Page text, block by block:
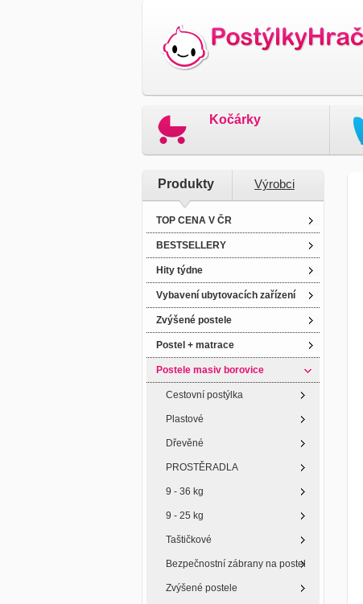
Kočárky
Produkty Výrobci
TOP CENA V ČR
BESTSELLERY
Hity týdne
Vybavení ubytovacích zařízení
Zvýšené postele
Postel + matrace
Postele masiv borovice
Cestovní postýlka
Plastové
Dřevěné
PROSTĚRADLA
9 - 36 kg
9 - 25 kg
Taštičkové
Bezpečnostní zábrany na postel
Zvýšené postele